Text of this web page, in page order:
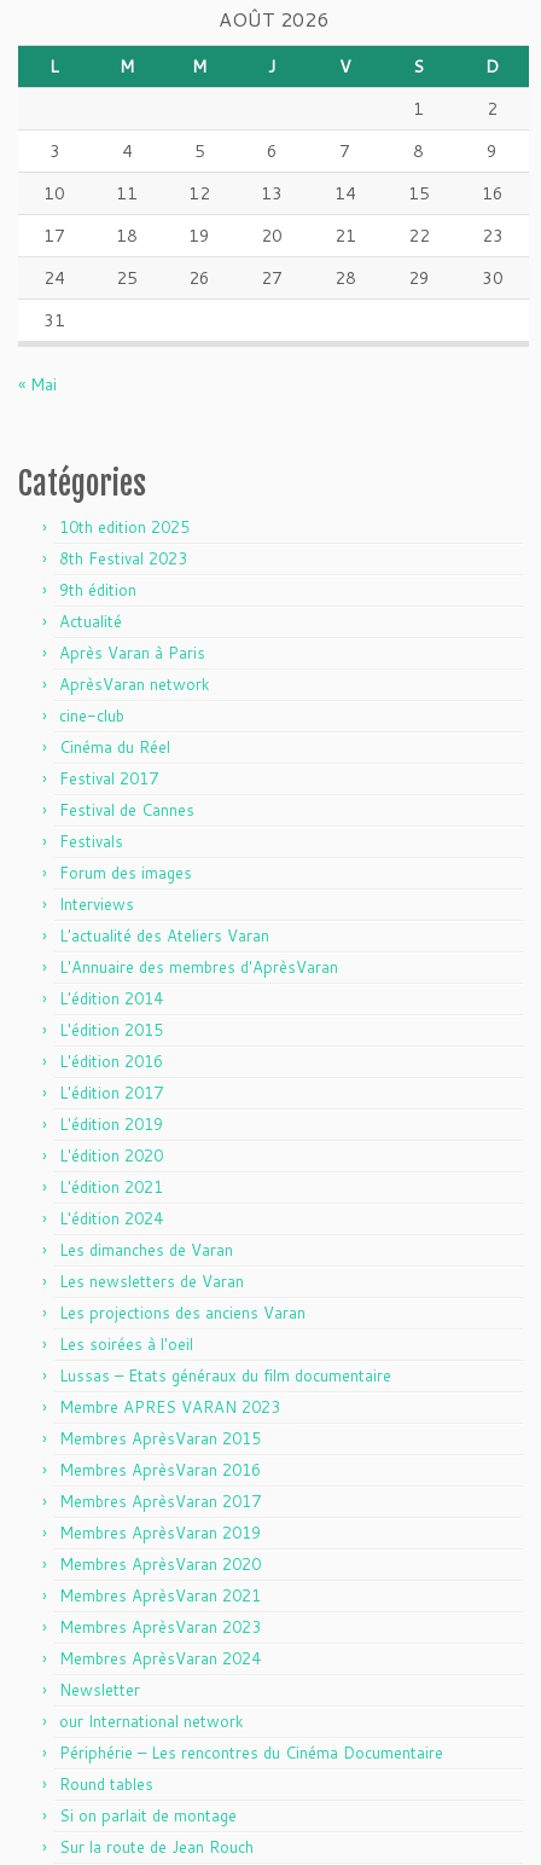
AOÛT 2026
L M M J V S
D
1
2
3
4 5 6 7 8
9
10
11 12 13 14 15
16
17
18 19 20 21 22
23
24
25 26 27 28 29
30
31
« Mai
Catégories
10th edition 2025
8th Festival 2023
9th édition
Actualité
Après Varan à Paris
AprèsVaran network
cine-club
Cinéma du Réel
Festival 2017
Festival de Cannes
Festivals
Forum des images
Interviews
L'actualité des Ateliers Varan
L'Annuaire des membres d'AprèsVaran
L'édition 2014
L'édition 2015
L'édition 2016
L'édition 2017
L'édition 2019
L'édition 2020
L'édition 2021
L'édition 2024
Les dimanches de Varan
Les newsletters de Varan
Les projections des anciens Varan
Les soirées à l'oeil
Lussas – Etats généraux du film documentaire
Membre APRES VARAN 2023
Membres AprèsVaran 2015
Membres AprèsVaran 2016
Membres AprèsVaran 2017
Membres AprèsVaran 2019
Membres AprèsVaran 2020
Membres AprèsVaran 2021
Membres AprèsVaran 2023
Membres AprèsVaran 2024
Newsletter
our International network
Périphérie – Les rencontres du Cinéma Documentaire
Round tables
Si on parlait de montage
Sur la route de Jean Rouch